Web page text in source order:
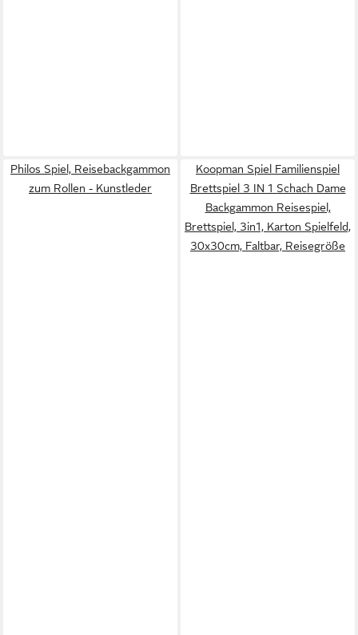
Philos Spiel, Reisebackgammon
zum Rollen - Kunstleder
Koopman Spiel Familienspiel
Brettspiel 3 IN 1 Schach Dame
Backgammon Reisespiel,
Brettspiel, 3in1, Karton Spielfeld,
30x30cm, Faltbar, Reisegröße